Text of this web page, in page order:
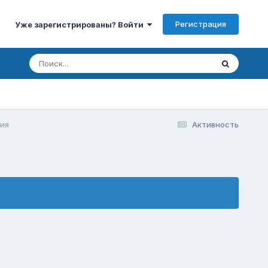
Уже зарегистрированы? Войти Регистрация
Активность